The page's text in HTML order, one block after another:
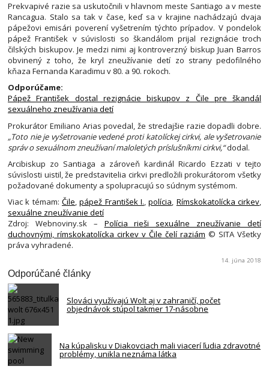
Prekvapivé razie sa uskutočnili v hlavnom meste Santiago a v meste
Rancagua. Stalo sa tak v čase, keď sa v krajine nachádzajú dvaja
pápežovi emisári poverení vyšetrením týchto prípadov. V pondelok
pápež František v súvislosti so škandálom prijal rezignácie troch
čilských biskupov. Je medzi nimi aj kontroverzný biskup Juan Barros
obvinený z toho, že kryl zneužívanie detí zo strany pedofilného
kňaza Fernanda Karadimu v 80. a 90. rokoch.
Odporúčame:
Pápež František dostal rezignácie biskupov z Čile pre škandál
sexuálneho zneužívania detí
Prokurátor Emiliano Arias povedal, že stredajšie razie dopadli dobre.
„Toto nie je vyšetrovanie vedené proti katolíckej cirkvi, ale vyšetrovanie
správ o sexuálnom zneužívaní maloletých príslušníkmi cirkvi,“dodal.
Arcibiskup zo Santiaga a zároveň kardinál Ricardo Ezzati v tejto
súvislosti uistil, že predstavitelia cirkvi predložili prokurátorom všetky
požadované dokumenty a spolupracujú so súdnym systémom.
Viac k témam: Čile,pápež František I.,polícia, Rímskokatolícka cirkev,
sexuálne zneužívanie detí
Zdroj: Webnoviny.sk – Polícia rieši sexuálne zneužívanie detí
duchovnými, rímskokatolícka cirkev v Čile čelí raziám © SITA Všetky
práva vyhradené.
14. júna 2018
Odporúčané články
Slováci využívajú Wolt aj v zahraničí, počet
objednávok stúpol takmer 17-násobne
Na kúpalisku v Diakovciach mali viacerí ľudia zdravotné
problémy, unikla neznáma látka